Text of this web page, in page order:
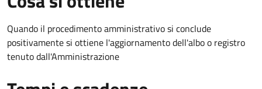
Quando il procedimento amministrativo si conclude
positivamente si ottiene l'aggiornamento dell'albo o registro
tenuto dall'Amministrazione